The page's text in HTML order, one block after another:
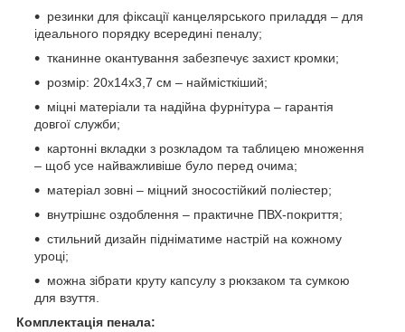
резинки для фіксації канцелярського приладдя – для
ідеального порядку всередині пеналу;
тканинне окантування забезпечує захист кромки;
розмір: 20x14x3,7 см – наймісткіший;
міцні матеріали та надійна фурнітура – гарантія
довгої служби;
картонні вкладки з розкладом та таблицею множення
– щоб усе найважливіше було перед очима;
матеріал зовні – міцний зносостійкий поліестер;
внутрішнє оздоблення – практичне ПВХ-покриття;
стильний дизайн підніматиме настрій на кожному
уроці;
можна зібрати круту капсулу з рюкзаком та сумкою
для взуття.
Комплектація пенала: